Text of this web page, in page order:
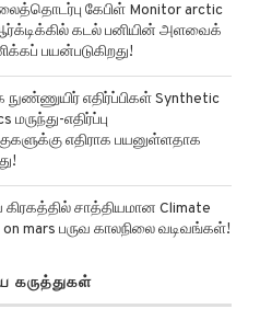
கேபிள் Monitor arctic
கடல் பனியின் அளவைக்
பயன்படுகிறது!
எதிர்ப்பிகள் Synthetic
மருந்து-எதிர்ப்பு
எதிராக பயனுள்ளதாக
சாத்தியமான Climate
mars பருவ காலநிலை வடிவங்கள்!
கருத்துகள்